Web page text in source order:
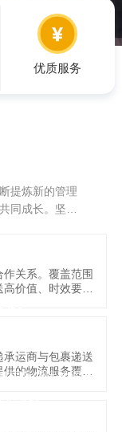
务商
国际货运代理的企
ETK、EUB、欧
优质服务
提炼新的管理
同成长。坚持
关系。覆盖范围
价值、时效要求
关规定，偏远地
。
承运商与包裹递送
的物流服务覆盖